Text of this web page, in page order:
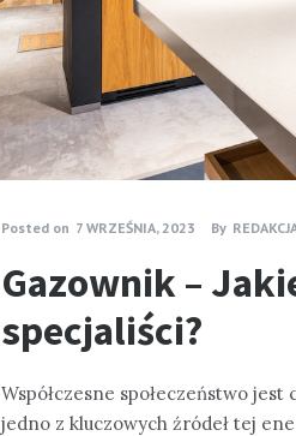
Posted on 7 WRZEŚNIA, 2023 By
Gazownik –
specjaliści?
Współczesne społeczeństwo
jedno z kluczowych źródeł tej